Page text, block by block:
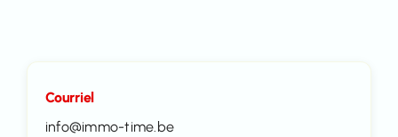
Courriel
info@immo-time.be